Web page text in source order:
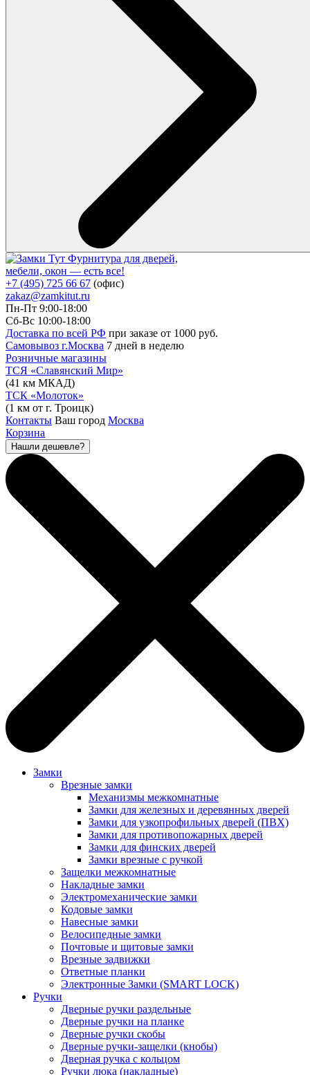
Фурнитура для дверей,
мебели, окон — есть все!
+7 (495) 725 66 67 (офис)
zakaz@zamkitut.ru
Пн-Пт 9:00-18:00
Сб-Вс 10:00-18:00
Доставка по всей РФ при заказе от 1000 руб.
Самовывоз г.Москва 7 дней в неделю
Розничные магазины
ТСЯ «Славянский Мир»
(41 км МКАД)
ТСК «Молоток»
(1 км от г. Троицк)
Контакты Ваш город Москва
Корзина
Нашли дешевле?
Замки
Врезные замки
Механизмы межкомнатные
Замки для железных и деревянных дверей
Замки для узкопрофильных дверей (ПВХ)
Замки для противопожарных дверей
Замки для финских дверей
Замки врезные с ручкой
Защелки межкомнатные
Накладные замки
Электромеханические замки
Кодовые замки
Навесные замки
Велосипедные замки
Почтовые и щитовые замки
Врезные задвижки
Ответные планки
Электронные Замки (SMART LOCK)
Ручки
Дверные ручки раздельные
Дверные ручки на планке
Дверные ручки скобы
Дверные ручки-защелки (кнобы)
Дверная ручка с кольцом
Ручки люка (накладные)